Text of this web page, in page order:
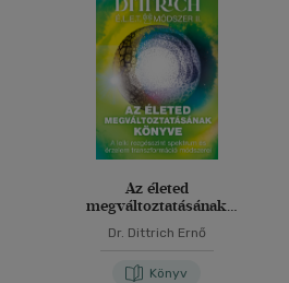
Az életed
megváltoztatásának
Dr. Dittrich Ernő
Könyv